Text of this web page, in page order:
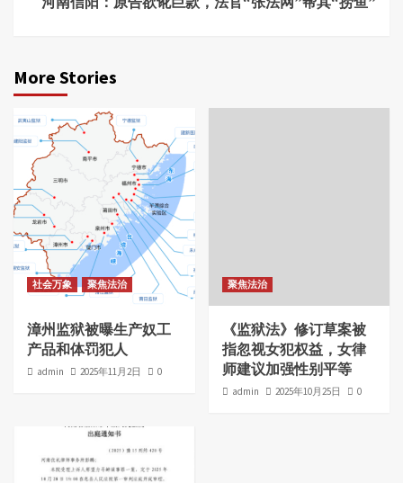
More Stories
社会万象 聚焦法治
漳州监狱被曝生产奴工
产品和体罚犯人
admin 2025年11月2日 0
聚焦法治
《监狱法》修订草案被
指忽视女犯权益，女律
师建议加强性别平等
admin 2025年10月25日 0